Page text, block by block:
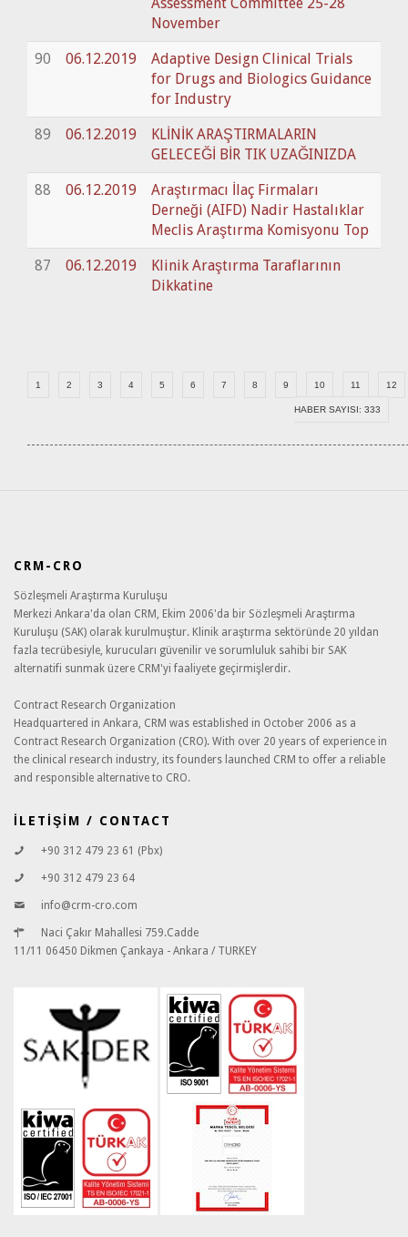
November
90 06.12.2019
Adaptive Design Clinical Trials
for Drugs and Biologics Guidance
for Industry
89 06.12.2019
KLİNİK ARAŞTIRMALARIN
GELECEĞİ BİR TIK UZAĞINIZDA
88 06.12.2019
Araştırmacı İlaç Firmaları
Derneği (AIFD) Nadir Hastalıklar
Meclis Araştırma Komisyonu Top
87 06.12.2019
Klinik Araştırma Taraflarının
Dikkatine
1 2 3 4 5 6 7 8 9 10 11 12
HABER SAYISI: 333
CRM-CRO
Sözleşmeli Araştırma Kuruluşu
Merkezi Ankara'da olan CRM, Ekim 2006'da bir Sözleşmeli Araştırma
Kuruluşu (SAK) olarak kurulmuştur. Klinik araştırma sektöründe 20 yıldan
fazla tecrübesiyle, kurucuları güvenilir ve sorumluluk sahibi bir SAK
alternatifi sunmak üzere CRM'yi faaliyete geçirmişlerdir.
Contract Research Organization
Headquartered in Ankara, CRM was established in October 2006 as a
Contract Research Organization (CRO). With over 20 years of experience in
the clinical research industry, its founders launched CRM to offer a reliable
and responsible alternative to CRO.
İLETİŞİM / CONTACT
+90 312 479 23 61 (Pbx)
+90 312 479 23 64
info@crm-cro.com
Naci Çakır Mahallesi 759.Cadde
11/11 06450 Dikmen Çankaya - Ankara / TURKEY